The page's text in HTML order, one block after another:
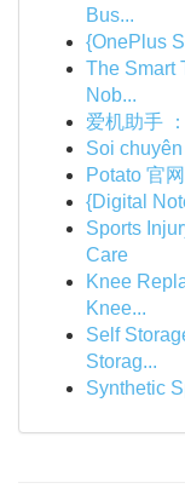
Bus...
{OnePlus
The Smart
Nob...
爱机助手
Soi
Potato 官
{Digital
Sports
Care
Knee
Knee...
Self
Storag...
Synthetic